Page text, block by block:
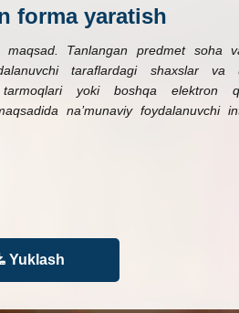
forma yaratish
Tanlangan predmet soha
taraflardagi shaxslar va
yoki boshqa elektron
na’munaviy foydalanuvchi
Yuklash